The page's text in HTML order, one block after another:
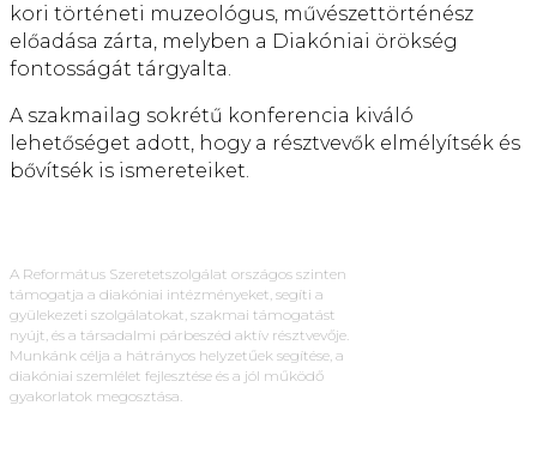
kori történeti muzeológus, művészettörténész
előadása zárta, melyben a Diakóniai örökség
fontosságát tárgyalta.
A szakmailag sokrétű konferencia kiváló
lehetőséget adott, hogy a résztvevők elmélyítsék és
bővítsék is ismereteiket.
A Református Szeretetszolgálat országos szinten
támogatja a diakóniai intézményeket, segíti a
gyülekezeti szolgálatokat, szakmai támogatást
nyújt, és a társadalmi párbeszéd aktív résztvevője.
Munkánk célja a hátrányos helyzetűek segítése, a
diakóniai szemlélet fejlesztése és a jól működő
gyakorlatok megosztása.